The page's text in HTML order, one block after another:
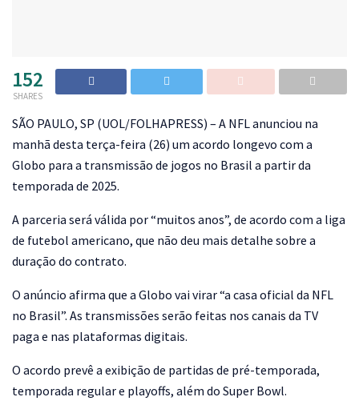
152
SHARES
SÃO PAULO, SP (UOL/FOLHAPRESS) – A NFL anunciou na
manhã desta terça-feira (26) um acordo longevo com a
Globo para a transmissão de jogos no Brasil a partir da
temporada de 2025.
A parceria será válida por “muitos anos”, de acordo com a liga
de futebol americano, que não deu mais detalhe sobre a
duração do contrato.
O anúncio afirma que a Globo vai virar “a casa oficial da NFL
no Brasil”. As transmissões serão feitas nos canais da TV
paga e nas plataformas digitais.
O acordo prevê a exibição de partidas de pré-temporada,
temporada regular e playoffs, além do Super Bowl.